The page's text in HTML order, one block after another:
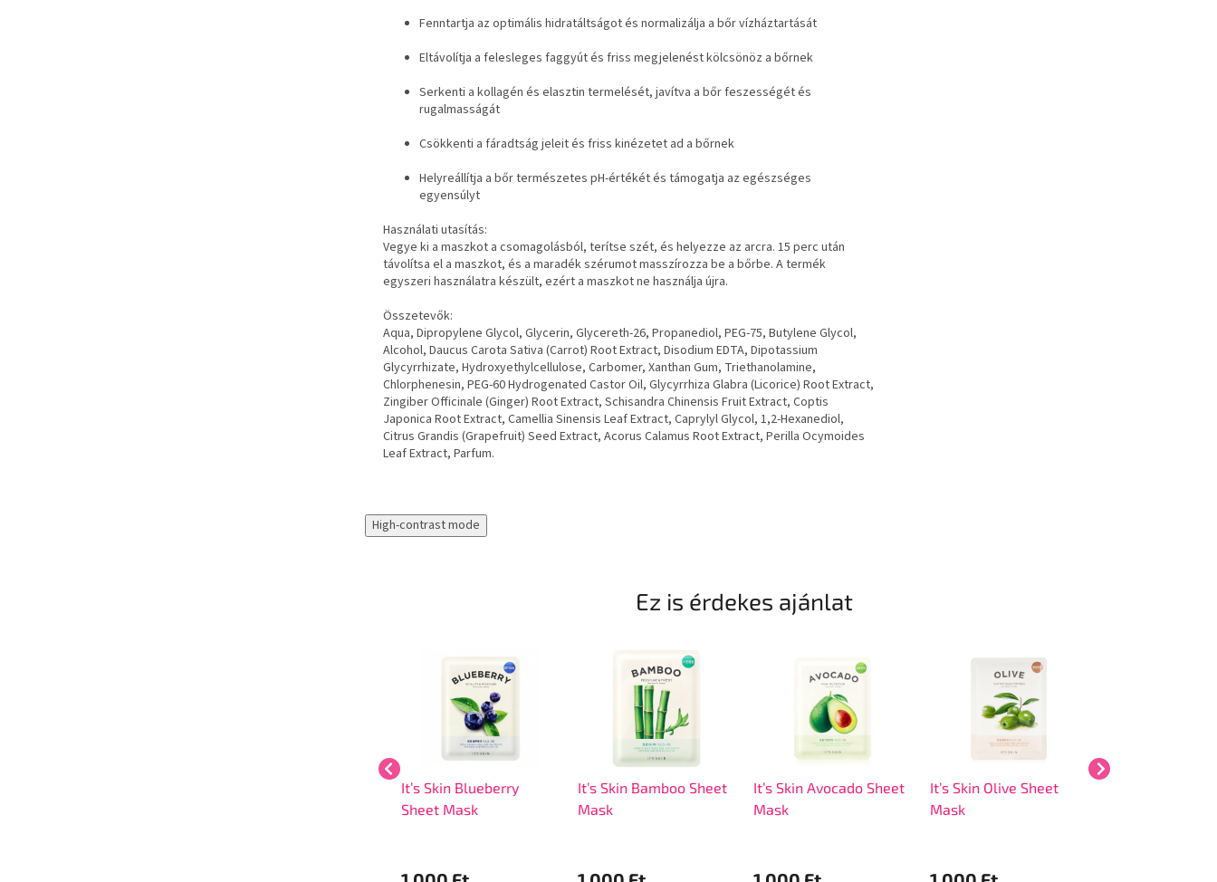
Fenntartja az optimális hidratáltságot és normalizálja a bőr vízháztartását
Eltávolítja a felesleges faggyút és friss megjelenést kölcsönöz a bőrnek
Serkenti a kollagén és elasztin termelését, javítva a bőr feszességét és
rugalmasságát
Csökkenti a fáradtság jeleit és friss kinézetet ad a bőrnek
Helyreállítja a bőr természetes pH-értékét és támogatja az egészséges
egyensúlyt
Használati utasítás:
Vegye ki a maszkot a csomagolásból, terítse szét, és helyezze az arcra. 15 perc után
távolítsa el a maszkot, és a maradék szérumot masszírozza be a bőrbe. A termék
egyszeri használatra készült, ezért a maszkot ne használja újra.
Összetevők:
Aqua, Dipropylene Glycol, Glycerin, Glycereth-26, Propanediol, PEG-75, Butylene Glycol,
Alcohol, Daucus Carota Sativa (Carrot) Root Extract, Disodium EDTA, Dipotassium
Glycyrrhizate, Hydroxyethylcellulose, Carbomer, Xanthan Gum, Triethanolamine,
Chlorphenesin, PEG-60 Hydrogenated Castor Oil, Glycyrrhiza Glabra (Licorice) Root Extract,
Zingiber Officinale (Ginger) Root Extract, Schisandra Chinensis Fruit Extract, Coptis
Japonica Root Extract, Camellia Sinensis Leaf Extract, Caprylyl Glycol, 1,2-Hexanediol,
Citrus Grandis (Grapefruit) Seed Extract, Acorus Calamus Root Extract, Perilla Ocymoides
Leaf Extract, Parfum.
High-contrast mode
Ez is érdekes ajánlat
It’s Skin Blueberry
Sheet Mask
It’s Skin Bamboo Sheet
Mask
It’s Skin Avocado Sheet
Mask
It’s Skin Olive Sheet
Mask